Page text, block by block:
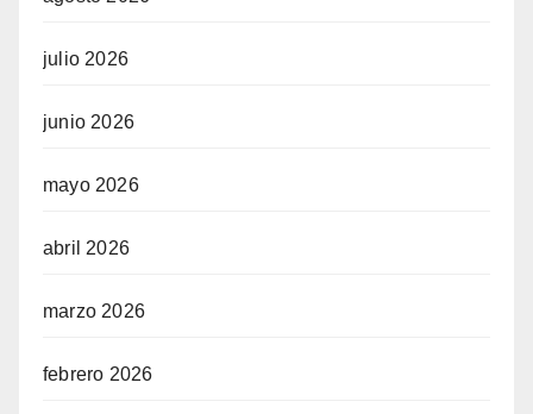
julio 2026
junio 2026
mayo 2026
abril 2026
marzo 2026
febrero 2026